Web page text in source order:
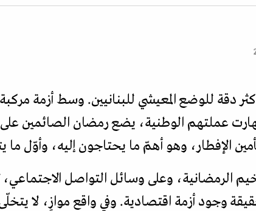
عملتهم الوطنية، يضع رمضان الصائمين
الإفطار، وهو أهمّ ما يحتاجون إليه، وأوّل ما
الرمضانية، وعلى وسائل التواصل الاجتماعي،
وجود أزمة اقتصادية. وفي واقع موازٍ، لا